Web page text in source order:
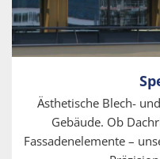
Ästhetische Blech-
Gebäude. Ob
Fassadenelemente –